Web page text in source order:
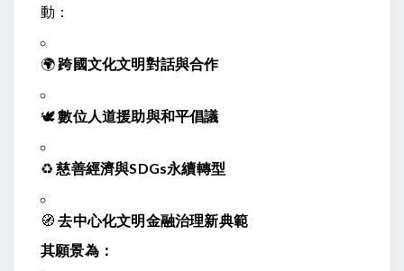
動：
🌍 跨國文化文明對話與合作
🕊️數位人道援助與和平倡議
♻️慈善經濟與SDGs永續轉型
🧭去中心化文明金融治理新典範
其願景為：